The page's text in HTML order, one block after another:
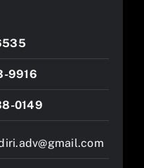
9916
0149